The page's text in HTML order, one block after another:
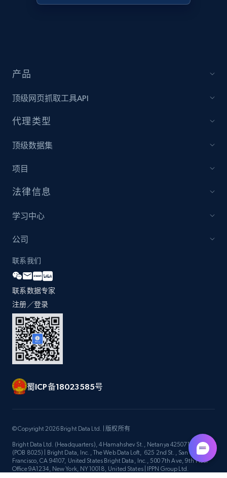
Amazon products global dataset
price, Currency, Availability, Reviews count, and
more.
products by specific category URL
Title, Seller name, Brand, Description, Initial
price, Currency, Availability, Reviews count, and
more.
2.1K+
Amazon products global dataset -
Title, Seller name, Brand, Description, Initial
more.
产品
顶级网页抓取工具API
代理类型
顶级数据集
项目
法律信息
学习中心
公司
联系我们
联系数据专家
注册／登录
蜀ICP备18023585号
© Copyright 2026 Bright Data Ltd. | 版权所有
Bright Data Ltd. (Headquarters), 4 Hamahshev St., Netanya 4250714, Israel
(POB 8025) | Bright Data, Inc., The Web Data Loft, 625 2nd St., San
Francisco, CA 94107, United States Bright Data, Inc., 500 7th Ave, 9th Floor
Office 9A1234, New York, NY 10018, United States | IPPN Group Ltd.